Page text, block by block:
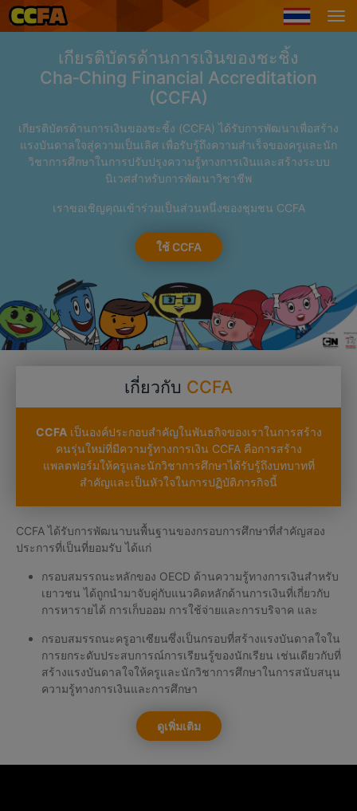
เกียรติบัตรด้านการเงินของชะชิ้ง
Cha‑Ching Financial Accreditation
(CCFA)
เกียรติบัตรด้านการเงินของชะชิ้ง (CCFA) ได้รับการพัฒนาเพื่อสร้าง
แรงบันดาลใจสู่ความเป็นเลิศ เพื่อรับรู้ถึงความสำเร็จของครูและนัก
วิชาการศึกษาในการปรับปรุงความรู้ทางการเงินและสร้างระบบ
นิเวศสำหรับการพัฒนาวิชาชีพ
เราขอเชิญคุณเข้าร่วมเป็นส่วนหนึ่งของชุมชน CCFA
ใช้ CCFA
เกี่ยวกับ CCFA
CCFAเป็นองค์ประกอบสำคัญในพันธกิจของเราในการสร้าง
คนรุ่นใหม่ที่มีความรู้ทางการเงิน CCFA คือการสร้าง
แพลตฟอร์มให้ครูและนักวิชาการศึกษาได้รับรู้ถึงบทบาทที่
สำคัญและเป็นหัวใจในการปฏิบัติภารกิจนี้
CCFA ได้รับการพัฒนาบนพื้นฐานของกรอบการศึกษาที่สำคัญสอง
ประการที่เป็นที่ยอมรับ ได้แก่
กรอบสมรรถนะหลักของ OECD ด้านความรู้ทางการเงินสำหรับ
เยาวชน ได้ถูกนำมาจับคู่กับแนวคิดหลักด้านการเงินที่เกี่ยวกับ
การหารายได้ การเก็บออม การใช้จ่ายและการบริจาค และ
กรอบสมรรถนะครูอาเซียนซึ่งเป็นกรอบที่สร้างแรงบันดาลใจใน
การยกระดับประสบการณ์การเรียนรู้ของนักเรียน เช่นเดียวกับที่
สร้างแรงบันดาลใจให้ครูและนักวิชาการศึกษาในการสนับสนุน
ความรู้ทางการเงินและการศึกษา
ดูเพิ่มเติม